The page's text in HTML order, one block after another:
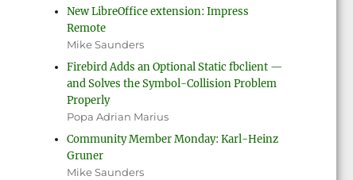
New LibreOffice extension: Impress
Remote
Mike Saunders
Firebird Adds an Optional Static fbclient —
and Solves the Symbol-Collision Problem
Properly
Popa Adrian Marius
Community Member Monday: Karl-Heinz
Gruner
Mike Saunders